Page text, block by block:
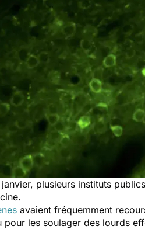
plusieurs instituts
avaient fréquemment
les soulager des lourds